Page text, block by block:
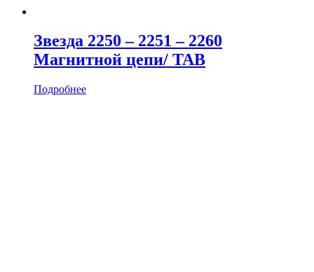
Звезда 2250 – 2251 – 2260
Магнитной цепи/ TAB
Подробнее